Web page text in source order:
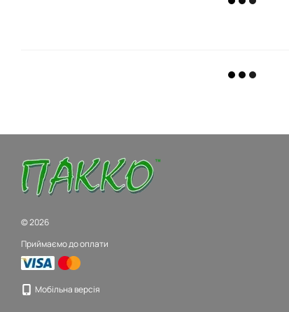
© 2026
Приймаємо до оплати
Мобільна версія